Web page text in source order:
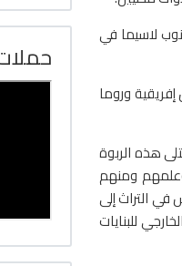
لاسيما في
وروما
هذه الربوة
ومنهم
التراث إلى
للبنايات